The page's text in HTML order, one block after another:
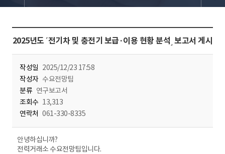
기
2025년도 ˹전기차 및 충전기 보급·이용 현황 분석˼ 보고서 게시
작성일 2025/12/23 17:58
작성자 수요전망팀
분류 연구보고서
조회수 13,313
연락처 061-330-8335
안녕하십니까?
전력거래소 수요전망팀입니다.